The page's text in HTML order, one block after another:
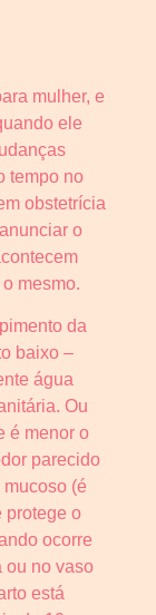
mulher, e
ele
tempo no
obstetrícia
o
mesmo.
da
baixo –
água
Ou
é menor o
parecido
(é
protege o
ocorre
ou no vaso
está